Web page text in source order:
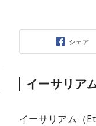
シェア
イーサリア
イーサリアム（